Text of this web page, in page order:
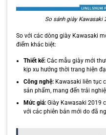
So sánh giày
So với các dòng giày Kawasaki
điểm khác biệt:
Thiết kế:Các mẫu giày mới
kịp xu hướng thời trang hiện
Công nghệ:Kawasaki liên tục
sản phẩm, mang đến trải
Mức giá:Giày Kawasaki 2019
với các phiên bản mới do đã